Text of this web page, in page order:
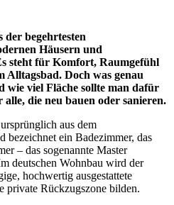
der begehrtesten
Häusern und
steht für Komfort, Raumgefühl
Alltagsbad. Doch was genau
wie viel Fläche sollte man dafür
die neu bauen oder sanieren.
aus dem
bezeichnet ein Badezimmer, das
– das sogenannte Master
deutschen Wohnbau wird der
hochwertig ausgestattete
private Rückzugszone bilden.